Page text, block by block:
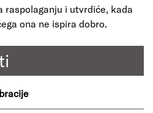
raspolaganju i utvrdiće, kada
ona ne ispira dobro.